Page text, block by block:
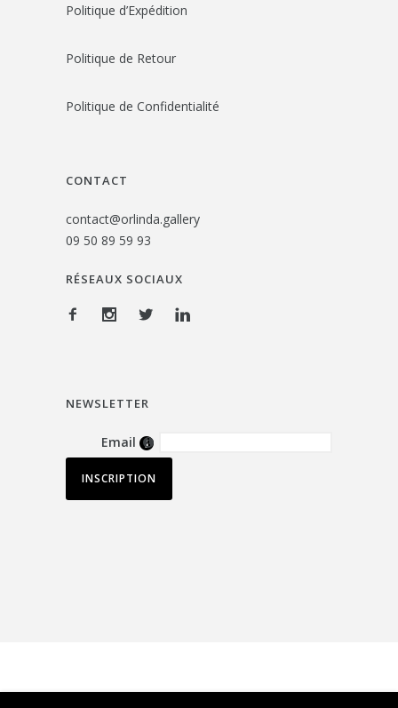
Politique d’Expédition
Politique de Retour
Politique de Confidentialité
CONTACT
contact@orlinda.gallery
09 50 89 59 93
RÉSEAUX SOCIAUX
NEWSLETTER
Email